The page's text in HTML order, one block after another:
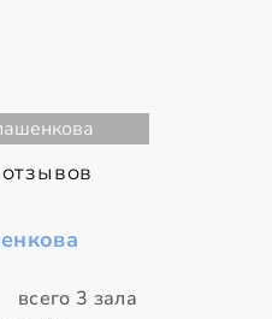
всего 3 зала